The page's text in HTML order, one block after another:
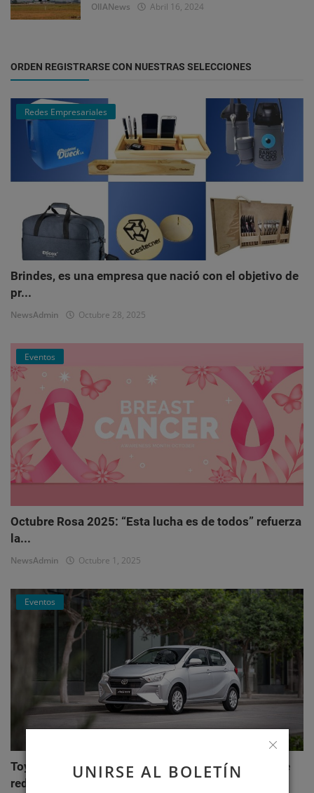
UNIRSE AL BOLETÍN
OlIANews Abril 16, 2024
ORDEN REGISTRARSE CON NUESTRAS SELECCIONES
Redes Empresariales
Brindes, es una empresa que nació con el objetivo de
pr...
NewsAdmin Octubre 28, 2025
Eventos
Octubre Rosa 2025: “Esta lucha es de todos” refuerza
la...
NewsAdmin Octubre 1, 2025
Eventos
Toyota AGYA: el nuevo hatchback de Toyotoshi que
redefi...